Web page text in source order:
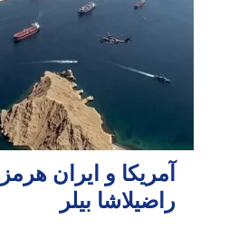
آمریکا و ایران
راضیلاشا بیلر